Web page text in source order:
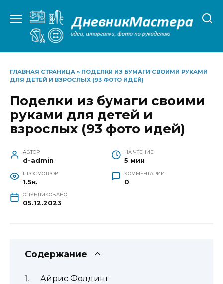
содержанию
ГЛАВНАЯ СТРАНИЦА » ПОДЕЛКИ ИЗ БУМАГИ СВОИМИ РУКАМИ
ДЛЯ ДЕТЕЙ И ВЗРОСЛЫХ (93 ФОТО ИДЕЙ)
Поделки из бумаги своими
руками для детей и
взрослых (93 фото идей)
АВТОР
d-admin
НА ЧТЕНИЕ
5 мин
ПРОСМОТРОВ
1.5к.
КОММЕНТАРИИ
0
ОПУБЛИКОВАНО
05.12.2023
Содержание
Айрис Фолдинг